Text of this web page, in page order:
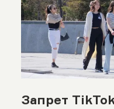
Запрет